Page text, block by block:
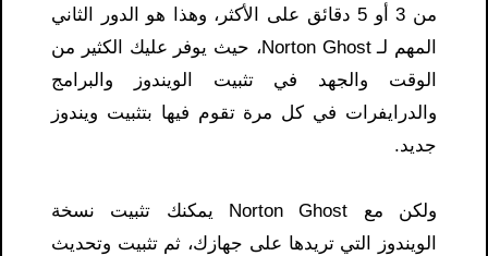
من 3 أو 5 دقائق على الأكثر، وهذا هو الدور الثاني
المهم لـ Norton Ghost، حيث يوفر عليك الكثير من
الوقت والجهد في تثبيت الويندوز والبرامج
والدرايفرات في كل مرة تقوم فيها بتثبيت ويندوز
جديد.
ولكن مع Norton Ghost يمكنك تثبيت نسخة
الويندوز التي تريدها على جهازك، ثم تثبيت وتحديث